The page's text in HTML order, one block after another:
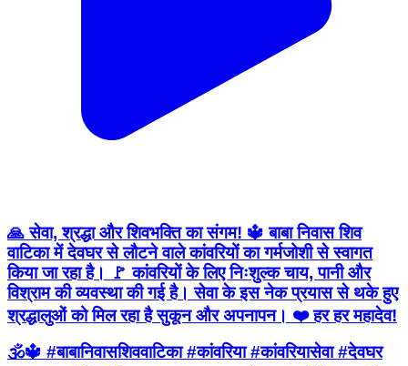
🙏 सेवा, श्रद्धा और शिवभक्ति का संगम! 🔱 बाबा निवास शिव
वाटिका में देवघर से लौटने वाले कांवरियों का गर्मजोशी से स्वागत
किया जा रहा है। 🚩 कांवरियों के लिए निःशुल्क चाय, पानी और
विश्राम की व्यवस्था की गई है। सेवा के इस नेक प्रयास से थके हुए
श्रद्धालुओं को मिल रहा है सुकून और अपनापन। ❤️ हर हर महादेव!
🕉️🔱 #बाबानिवासशिववाटिका #कांवरिया #कांवरियासेवा #देवघर